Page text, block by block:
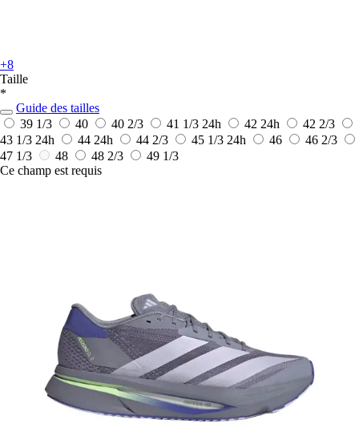
+8
Taille
*
Guide des tailles
39 1/3
40 40 2/3 41 1/3 24h 42 24h
42 2/3
43 1/3 24h 44 24h 44 2/3 45 1/3 24h 46
46 2/3
47 1/3
48 48 2/3
49 1/3
Ce champ est requis